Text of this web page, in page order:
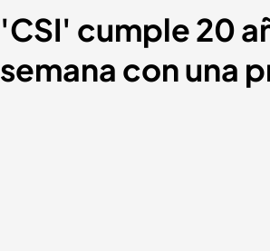
'CSI' cumple 20
semana con una